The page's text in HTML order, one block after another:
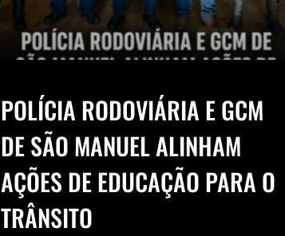
POLÍCIA RODOVIÁRIA E GCM
DE SÃO MANUEL ALINHAM
AÇÕES DE EDUCAÇÃO PARA O
TRÂNSITO